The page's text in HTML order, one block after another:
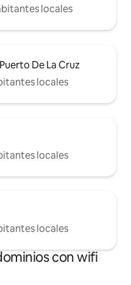
locales
De La Cruz
locales
locales
locales
con wifi